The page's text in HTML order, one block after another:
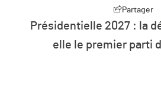
L’humanité vit
ressources